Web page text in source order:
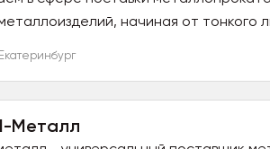
начиная от тонкого
Екатеринбург
Металл